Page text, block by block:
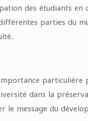
des étudiants
parties du
dans la
message du